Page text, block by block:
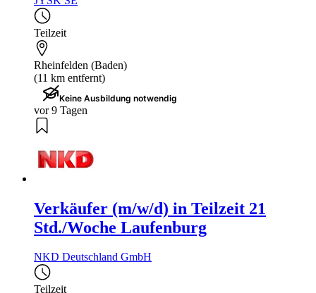
Teilzeit
Rheinfelden (Baden)
(11 km entfernt)
Keine Ausbildung notwendig
vor 9 Tagen
Verkäufer (m/w/d) in Teilzeit 21
Std./Woche Laufenburg
NKD Deutschland GmbH
Teilzeit